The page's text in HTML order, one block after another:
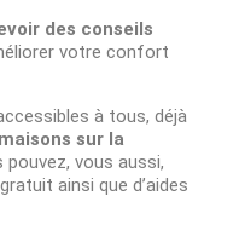
des conseils
votre confort
à tous, déjà
sur la
vous aussi,
ainsi que d’aides